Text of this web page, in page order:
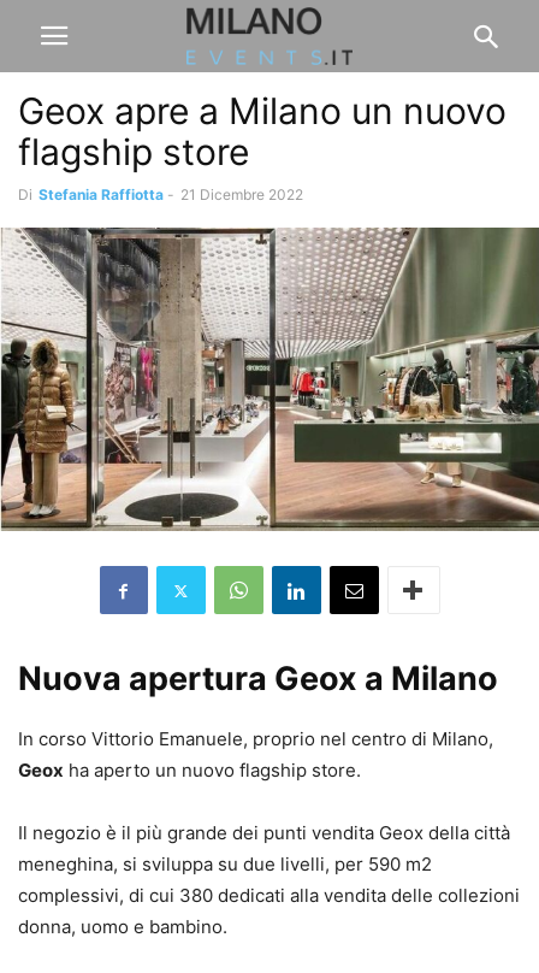
Geox apre a Milano un nuovo
flagship store
Di Stefania Raffiotta - 21 Dicembre 2022
Nuova apertura Geox a Milano
In corso Vittorio Emanuele, proprio nel centro di Milano,
Geox ha aperto un nuovo flagship store.
Il negozio è il più grande dei punti vendita Geox della città
meneghina, si sviluppa su due livelli, per 590 m2
complessivi, di cui 380 dedicati alla vendita delle collezioni
donna, uomo e bambino.